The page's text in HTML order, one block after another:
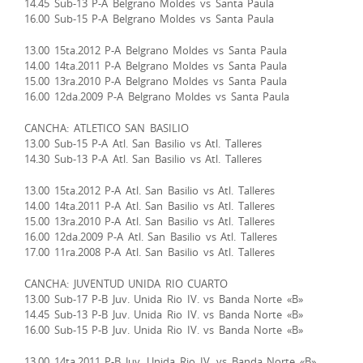
14.45 Sub-13 P-A Belgrano Moldes vs Santa Paula
16.00 Sub-15 P-A Belgrano Moldes vs Santa Paula
13.00 15ta.2012 P-A Belgrano Moldes vs Santa Paula
14.00 14ta.2011 P-A Belgrano Moldes vs Santa Paula
15.00 13ra.2010 P-A Belgrano Moldes vs Santa Paula
16.00 12da.2009 P-A Belgrano Moldes vs Santa Paula
CANCHA: ATLETICO SAN BASILIO
13.00 Sub-15 P-A Atl. San Basilio vs Atl. Talleres
14.30 Sub-13 P-A Atl. San Basilio vs Atl. Talleres
13.00 15ta.2012 P-A Atl. San Basilio vs Atl. Talleres
14.00 14ta.2011 P-A Atl. San Basilio vs Atl. Talleres
15.00 13ra.2010 P-A Atl. San Basilio vs Atl. Talleres
16.00 12da.2009 P-A Atl. San Basilio vs Atl. Talleres
17.00 11ra.2008 P-A Atl. San Basilio vs Atl. Talleres
CANCHA: JUVENTUD UNIDA RIO CUARTO
13.00 Sub-17 P-B Juv. Unida Rio IV. vs Banda Norte «B»
14.45 Sub-13 P-B Juv. Unida Rio IV. vs Banda Norte «B»
16.00 Sub-15 P-B Juv. Unida Rio IV. vs Banda Norte «B»